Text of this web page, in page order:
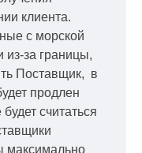
клиента.
с морской
из-за границы,
Поставщик, в
продлен
считаться
максимально